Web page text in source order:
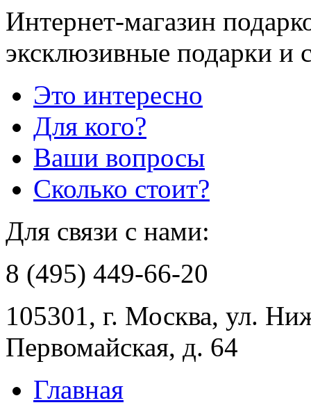
Интернет-магазин
эксклюзивные подарки и
Это интересно
Для кого?
Ваши вопросы
Сколько стоит?
Для связи с нами:
8 (495) 449-66-20
105301, г. Москва, ул.
Первомайская, д. 64
Главная